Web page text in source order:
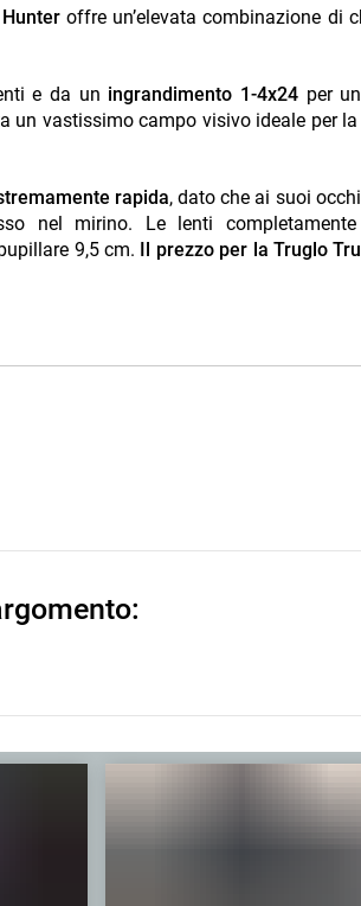
offre un’elevata combinazione di
e da un ingrandimento 1-4x24per
un vastissimo campo visivo ideale per
rapida, dato che ai suoi
nel mirino. Le lenti completamente
9,5 cm. Il prezzo per la Truglo